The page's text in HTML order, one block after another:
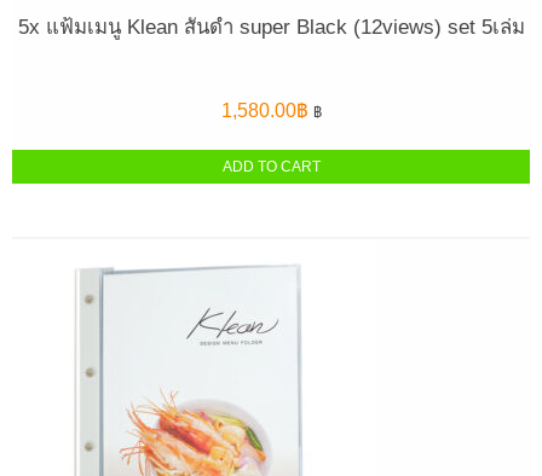
5x แฟ้มเมนู Klean สันดำ super Black (12views) set 5เล่ม
1,580.00฿ ฿
ADD TO CART